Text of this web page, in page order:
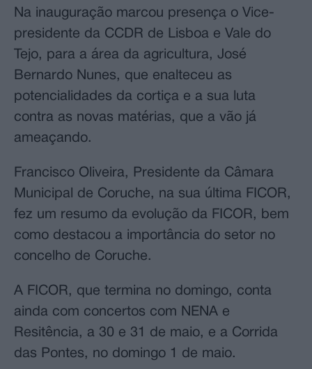
Na inauguração marcou presença o Vice-
presidente da CCDR de Lisboa e Vale do
Tejo, para a área da agricultura, José
Bernardo Nunes, que enalteceu as
potencialidades da cortiça e a sua luta
contra as novas matérias, que a vão já
ameaçando.
Francisco Oliveira, Presidente da Câmara
Municipal de Coruche, na sua última FICOR,
fez um resumo da evolução da FICOR, bem
como destacou a importância do setor no
concelho de Coruche.
A FICOR, que termina no domingo, conta
ainda com concertos com NENA e
Resitência, a 30 e 31 de maio, e a Corrida
das Pontes, no domingo 1 de maio.